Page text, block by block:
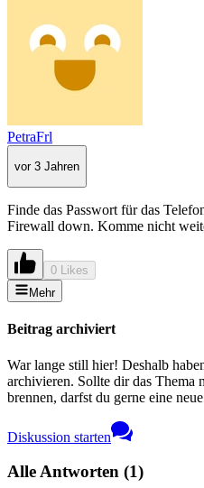
PetraFrl
vor 3 Jahren
Finde das Passwort für das
Firewall down. Komme nicht
0 Likes
Mehr
Beitrag archiviert
War lange still hier! Deshalb
archivieren. Sollte dir das Thema
brennen, darfst du gerne eine
Diskussion starten
Alle Antworten (1)